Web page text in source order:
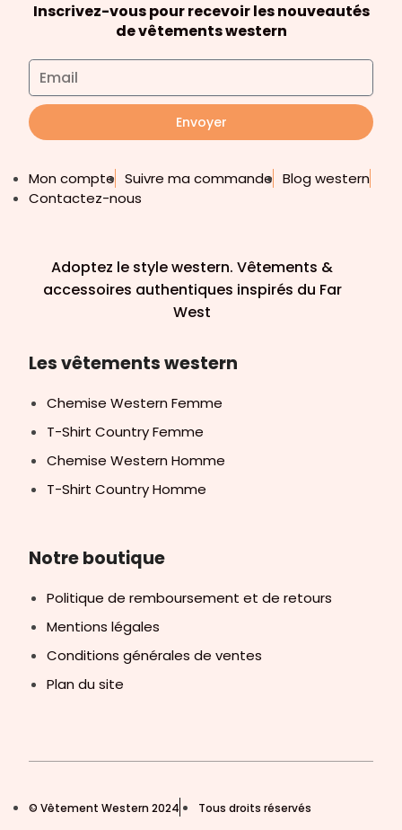
Inscrivez-vous pour recevoir les nouveautés
de vêtements western
Envoyer
Mon compte Suivre ma commande Blog western
Contactez-nous
Adoptez le style western. Vêtements &
accessoires authentiques inspirés du Far
West
Les vêtements western
Chemise Western Femme
T-Shirt Country Femme
Chemise Western Homme
T-Shirt Country Homme
Notre boutique
Politique de remboursement et de retours
Mentions légales
Conditions générales de ventes
Plan du site
© Vêtement Western 2024 Tous droits réservés